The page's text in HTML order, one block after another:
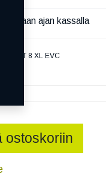
ajan kassalla
8 XL EVC
ostoskoriin